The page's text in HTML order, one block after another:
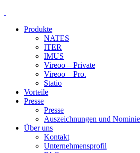
Produkte
NATES
ITER
IMUS
Vireoo – Private
Vireoo – Pro.
Statio
Vorteile
Presse
Presse
Auszeichnungen und
Über uns
Kontakt
Unternehmensprofil